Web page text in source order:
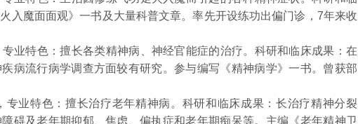
入魔面面观》一书及大量科普文章。率先开设练功出偏门诊，7年来收
业特色：擅长各类精神病、神经官能症的治疗。科研和临床成果：在
病流行病学调查方面较有研究。参与编写《精神病学》一书。曾获部
业特色：擅长治疗老年精神病。科研和临床成果：长治疗精神分裂
碍及老年期抑郁、焦虑、偏执症和老年期痴呆等。主编《老年精神卫